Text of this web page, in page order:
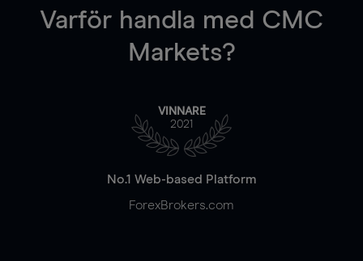
Varför handla med CMC
Markets?
VINNARE
2021
No.1 Web-based Platform
ForexBrokers.com